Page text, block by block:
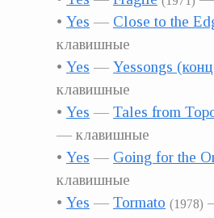
Yes — Close to the
клавишные
Yes — Yessongs
клавишные
Yes — Tales from
— клавишные
Yes — Going for the
клавишные
Yes — Tormato 1978